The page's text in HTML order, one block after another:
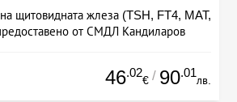
щитовидната жлеза (TSH, FT4, MAT,
от СМДЛ Кандиларов
46.02
€ / 90.01
лв.